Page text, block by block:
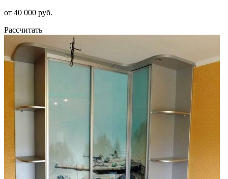
от 40 000 руб.
Рассчитать